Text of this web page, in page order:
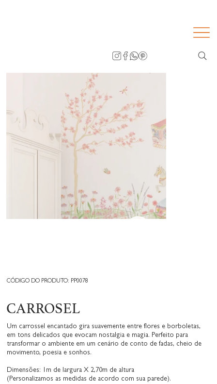
CÓDIGO DO PRODUTO: PP0078
CARROSEL
Um carrossel encantado gira suavemente entre flores e borboletas,
em tons delicados que evocam nostalgia e magia. Perfeito para
transformar o ambiente em um cenário de conto de fadas, cheio de
movimento, poesia e sonhos.
Dimensões: 1m de largura X 2,70m de altura
(Personalizamos as medidas de acordo com sua parede).